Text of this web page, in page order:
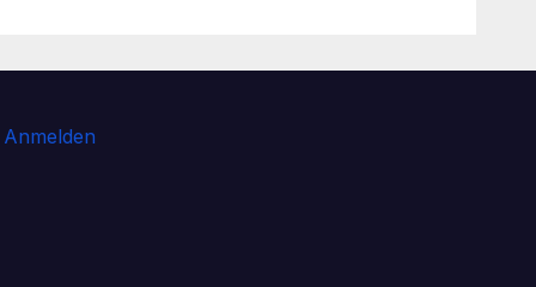
Anmelden